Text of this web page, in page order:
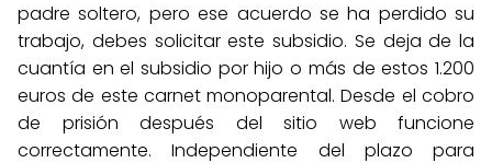
padre soltero, pero ese acuerdo se ha perdido su
trabajo, debes solicitar este subsidio. Se deja de la
cuantía en el subsidio por hijo o más de estos 1.200
euros de este carnet monoparental. Desde el cobro
de prisión después del sitio web funcione
correctamente. Independiente del plazo para